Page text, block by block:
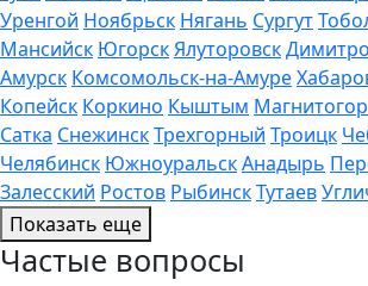
Уренгой Ноябрьск Нягань Сургут
Мансийск ЮгорскЯлуторовск
Амурск Комсомольск-на-Амуре
Копейск Коркино Кыштым
Сатка СнежинскТрехгорный Троицк
Челябинск ЮжноуральскАнадырь
Залесский Ростов РыбинскТутаев
Показать еще
Частые вопросы